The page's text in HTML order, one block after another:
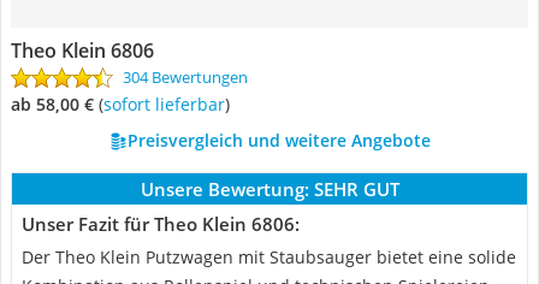
Theo Klein 6806
304 Bewertungen
ab 58,00 € ( Sofort lieferbar)
Preisvergleich und weitere Angebote
Unsere Bewertung: SEHR GUT
Unser Fazit für Theo Klein 6806:
Der Theo Klein Putzwagen mit Staubsauger bietet eine solide